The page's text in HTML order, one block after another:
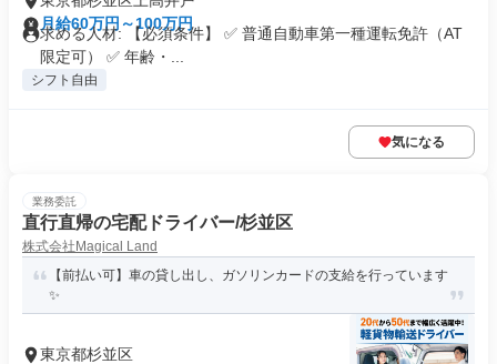
月給60万円～100万円
求める人材: 【必須条件】 ✅ 普通自動車第一種運転免許（AT
限定可） ✅ 年齢・...
シフト自由
気になる
業務委託
直行直帰の宅配ドライバー/杉並区
株式会社Magical Land
【前払い可】車の貸し出し、ガソリンカードの支給を行っています
✨
東京都杉並区